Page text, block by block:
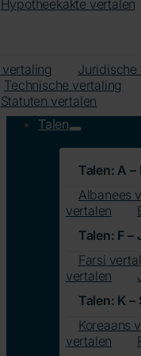
Hypotheekakte vertalen
Juridische
Technische vertaling
Statuten vertalen
Talen
Talen: A –
Albanees
vertalen
Talen: F –
Farsi
vertalen
Talen: K –
Koreaans
vertalen